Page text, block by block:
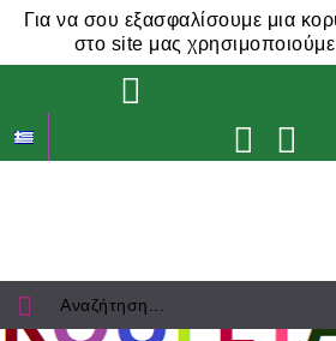
Για να σου εξασφαλίσουμε μια
στο site μας